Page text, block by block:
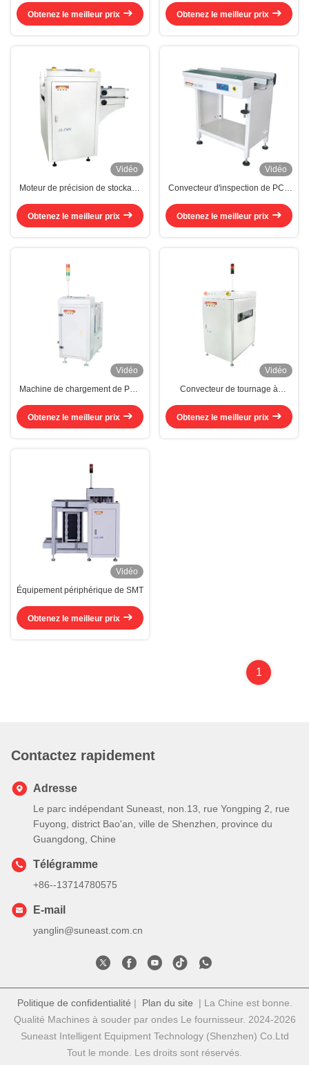
Transporteur de transfert
parallèle
Obtenez le meilleur prix
d'alimentation
Obtenez le meilleur prix
Vidéo
Moteur de précision de stockage
Obtenez le meilleur prix
Vidéo
Convecteur d'inspection de PCB
Convecteur de manutention de
Obtenez le meilleur prix
Vidéo
Machine de chargement de PCB
pression
Obtenez le meilleur prix
Vidéo
Convecteur de tournage à
AC220V 50 Hz/60 Hz
Obtenez le meilleur prix
Vidéo
Équipement périphérique de SMT
Obtenez le meilleur prix
1
Contactez rapidement
Adresse
Le parc indépendant Suneast, non.13, rue Yongping 2, rue
Fuyong, district Bao'an, ville de Shenzhen, province du
Guangdong, Chine
Télégramme
+86--13714780575
E-mail
yanglin@suneast.com.cn
Politique de confidentialité | Plan du site | La Chine est bonne.
Qualité Machines à souder par ondes Le fournisseur. 2024-2026
Suneast Intelligent Equipment Technology (Shenzhen) Co.Ltd
Tout le monde. Les droits sont réservés.